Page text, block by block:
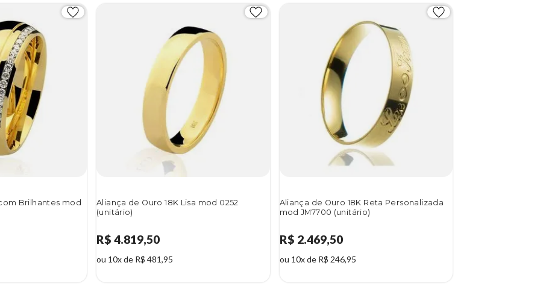
Brilhantes mod
Aliança de Ouro 18K Lisa mod 0252
(unitário)
R$ 4.819,50
ou 10x de R$ 481,95
Aliança de Ouro 18K Reta Personalizada
mod JM7700 (unitário)
R$ 2.469,50
ou 10x de R$ 246,95